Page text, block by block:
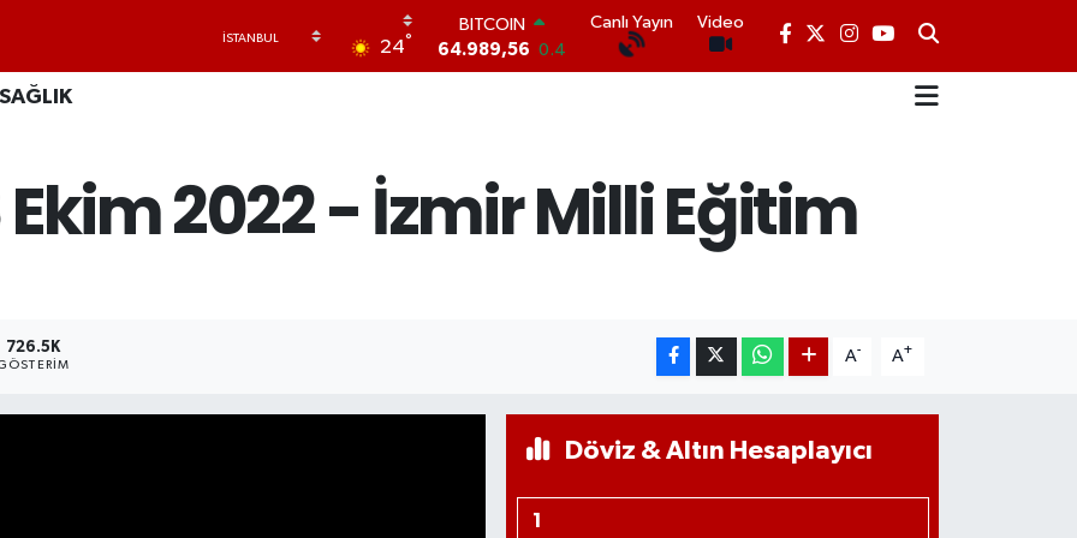
24°
BITCOIN
64.989,56 0.4
DOLAR
64,4329 -0.02
Canlı Yayın Video
SAĞLIK
2022 - İzmir Milli Eğitim
726.5K A- A+
Döviz & Altın Hesaplayıcı